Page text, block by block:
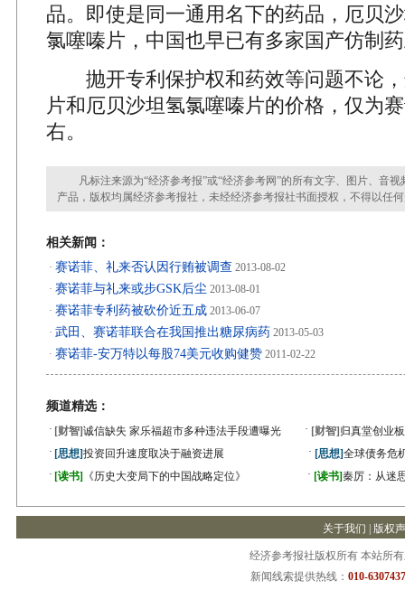
品。即使是同一通用名下的药品，厄贝
氯噻嗪片，中国也早已有多家国产仿制
抛开专利保护权和药效等问题不论，
片和厄贝沙坦氢氯噻嗪片的价格，仅为
右。
凡标注来源为“经济参考报”或“经济参考网”的所有文字、图片、音视
产品，版权均属经济参考报社，未经经济参考报社书面授权，不得以任
相关新闻：
· 赛诺菲、礼来否认因行贿被调查 2013-08-02
· 赛诺菲与礼来或步GSK后尘 2013-08-01
· 赛诺菲专利药被砍价近五成 2013-06-07
· 武田、赛诺菲联合在我国推出糖尿病药 2013-05-03
· 赛诺菲-安万特以每股74美元收购健赞 2011-02-22
频道精选：
· [财智]诚信缺失 家乐福超市多种违法手段遭曝光 · [财智] 归真堂创业
· [思想]投资回升速度取决于融资进展 · [思想]全球债务危
· [读书] 《历史大变局下的中国战略定位》 · [读书]秦厉：从迷
关于我们 版权
经济参考报社版权所有 本站所
新闻线索提供热线： 010-